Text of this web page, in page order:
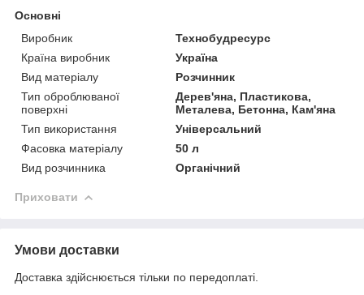
Основні
Виробник
Технобудресурс
Країна виробник
Україна
Вид матеріалу
Розчинник
Тип оброблюваної
поверхні
Дерев'яна, Пластикова,
Металева, Бетонна, Кам'яна
Тип використання
Універсальний
Фасовка матеріалу
50 л
Вид розчинника
Органічний
Приховати
Умови доставки
Доставка здійснюється тільки по передоплаті.